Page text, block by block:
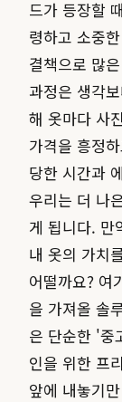
드가 등장할
령하고 소중
결책으로 많
과정은 생각
해 옷마다 사
가격을 흥정
당한 시간과
우리는 더 나
게 됩니다. 만
내 옷의 가치
어떨까요? 여
을 가져올 솔
은 단순한 '중
인을 위한 프
앞에 내놓기